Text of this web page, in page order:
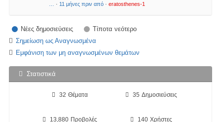
· 11 μήνες πριν από · eratosthenes-1
Νέες δημοσιεύσεις
Τίποτα νεότερο
Σημείωση ως Αναγνωσμένα
Εμφάνιση των μη αναγνωσμένων θεμάτων
Στατιστικά
32 Θέματα 35 Δημοσιεύσεις
13,880 Προβολές 140 Χρήστες